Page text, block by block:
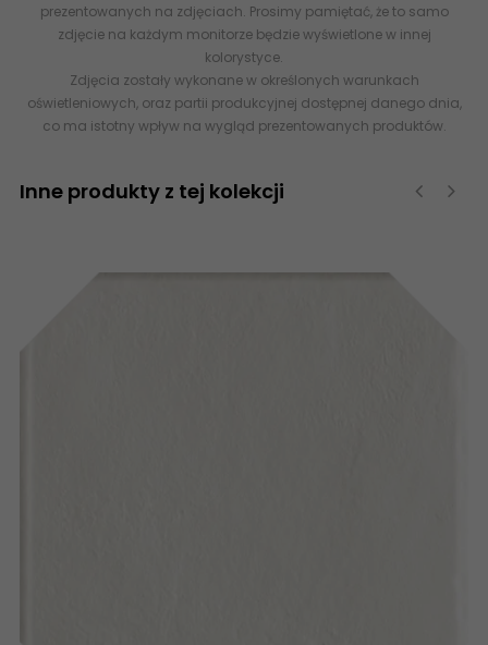
prezentowanych na zdjęciach. Prosimy pamiętać, że to samo
zdjęcie na każdym monitorze będzie wyświetlone w innej
kolorystyce.
Zdjęcia zostały wykonane w określonych warunkach
oświetleniowych, oraz partii produkcyjnej dostępnej danego dnia,
co ma istotny wpływ na wygląd prezentowanych produktów.
Inne produkty z tej kolekcji